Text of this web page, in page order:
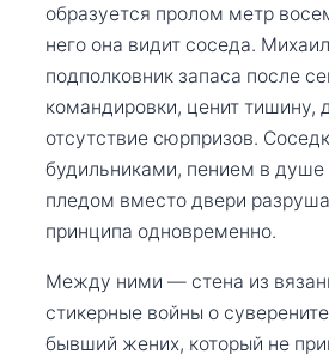
образуется пролом метр
него она видит соседа.
подполковник запаса после
командировки, ценит тишину,
отсутствие сюрпризов.
будильниками, пением в
пледом вместо двери
принципа одновременно.
Между ними — стена из
стикерные войны о
бывший жених, который не